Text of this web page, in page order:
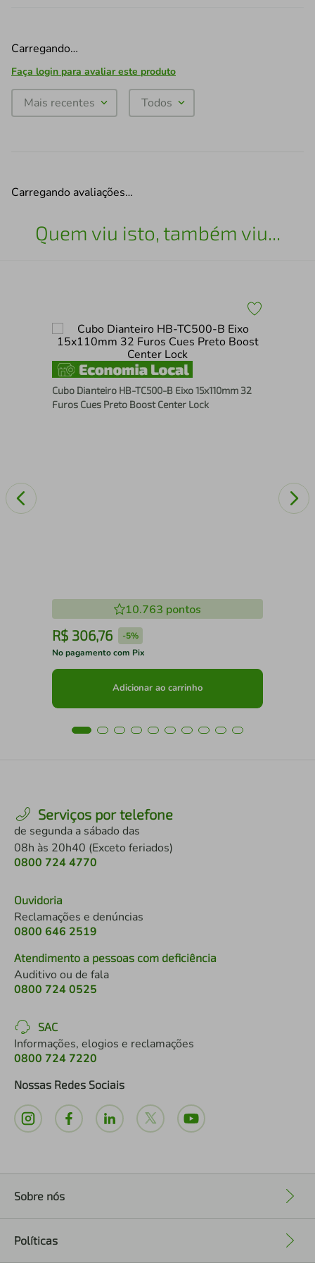
Carregando…
Faça login para avaliar este produto
Mais recentes Todos
Carregando avaliações…
Quem viu isto, também viu...
Cubo Dianteiro HB-TC500-B Eixo 15x110mm 32
Furos Cues Preto Boost Center Lock
10.763 pontos
R$ 306,76 -5%
No pagamento com Pix
Adicionar ao carrinho
Serviços por telefone
de segunda a sábado das
08h às 20h40 (Exceto feriados)
0800 724 4770
Ouvidoria
Reclamações e denúncias
0800 646 2519
Atendimento a pessoas com deficiência
Auditivo ou de fala
0800 724 0525
SAC
Informações, elogios e reclamações
0800 724 7220
Nossas Redes Sociais
Sobre nós
Políticas